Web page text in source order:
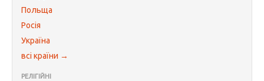
Польща
Росія
Україна
всі країни →
РЕЛІГІЙНІ